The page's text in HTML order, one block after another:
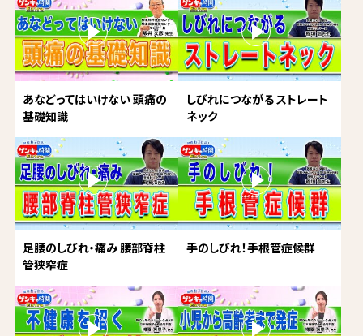
あなどってはいけない 頭痛の
基礎知識
しびれにつながる ストレート
ネック
足腰のしびれ・痛み 腰部脊柱
管狭窄症
手のしびれ！手根管症候群